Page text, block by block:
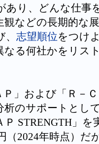
あり、どんな仕事
観などの長期的な
志望順位をつけ
なる何社かをリス
」および「Ｒ－
析のサポートとし
Ｐ STRENGTH」を
（2024年時点）